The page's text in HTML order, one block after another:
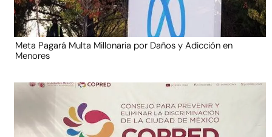
Meta Pagará Multa Millonaria por Daños y Adicción en
Menores